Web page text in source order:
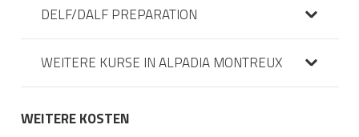
DELF/DALF PREPARATION
WEITERE KURSE IN ALPADIA MONTREUX
WEITERE KOSTEN